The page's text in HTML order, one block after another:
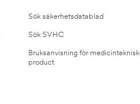
Sök säkerhetsdatablad
Sök SVHC
Bruksanvisning för medicinteknisk
product